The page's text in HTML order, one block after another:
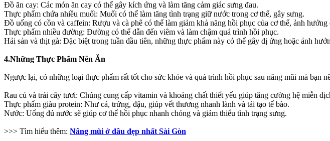
Đồ ăn cay: Các món ăn cay có thể gây kích ứng và làm tăng cảm giác sưng đau.
Thực phẩm chứa nhiều muối: Muối có thể làm tăng tình trạng giữ nước trong cơ thể, gây sưng.
Đồ uống có cồn và caffein: Rượu và cà phê có thể làm giảm khả năng hồi phục của cơ thể, ảnh hưởng
Thực phẩm nhiều đường: Đường có thể dẫn đến viêm và làm chậm quá trình hồi phục.
Hải sản và thịt gà: Đặc biệt trong tuần đầu tiên, những thực phẩm này có thể gây dị ứng hoặc ảnh
4.Những Thực Phẩm Nên Ăn
Ngược lại, có những loại thực phẩm rất tốt cho sức khỏe và quá trình hồi phục sau nâng mũi mà bạn
Rau củ và trái cây tươi: Chúng cung cấp vitamin và khoáng chất thiết yếu giúp tăng cường hệ miễn
Thực phẩm giàu protein: Như cá, trứng, đậu, giúp vết thương nhanh lành và tái tạo tế bào.
Nước: Uống đủ nước sẽ giúp cơ thể hồi phục nhanh chóng và giảm thiểu tình trạng sưng.
>>> Tìm hiểu thêm: Nâng mũi ở đâu đẹp nhất Sài Gòn